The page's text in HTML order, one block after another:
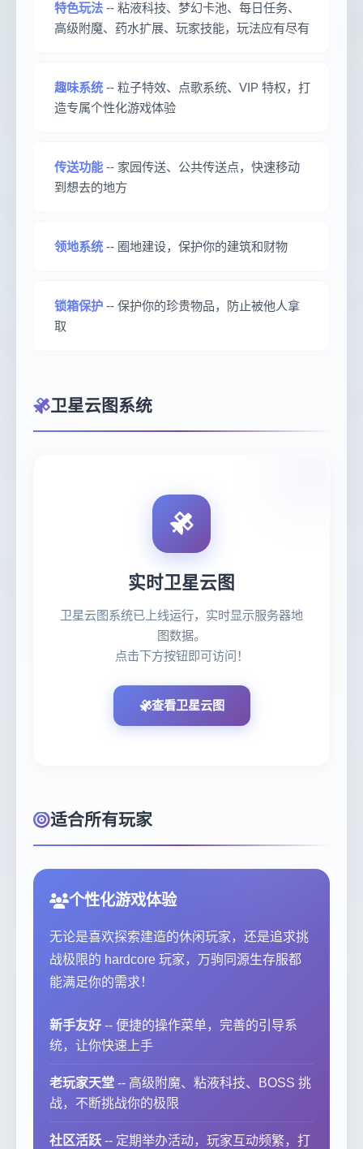
特色玩法 -- 粘液科技、梦幻卡池、每日任务、
高级附魔、药水扩展、玩家技能，玩法应有尽有
趣味系统 -- 粒子特效、点歌系统、VIP 特权，打
造专属个性化游戏体验
传送功能 -- 家园传送、公共传送点，快速移动
到想去的地方
领地系统 -- 圈地建设，保护你的建筑和财物
锁箱保护 -- 保护你的珍贵物品，防止被他人拿
取
卫星云图系统
实时卫星云图
卫星云图系统已上线运行，实时显示服务器地
图数据。
点击下方按钮即可访问！
查看卫星云图
适合所有玩家
个性化游戏体验
无论是喜欢探索建造的休闲玩家，还是追求挑
战极限的 hardcore 玩家，万驹同源生存服都
能满足你的需求！
新手友好 -- 便捷的操作菜单，完善的引导系
统，让你快速上手
老玩家天堂 -- 高级附魔、粘液科技、BOSS 挑
战，不断挑战你的极限
社区活跃 -- 定期举办活动，玩家互动频繁，打